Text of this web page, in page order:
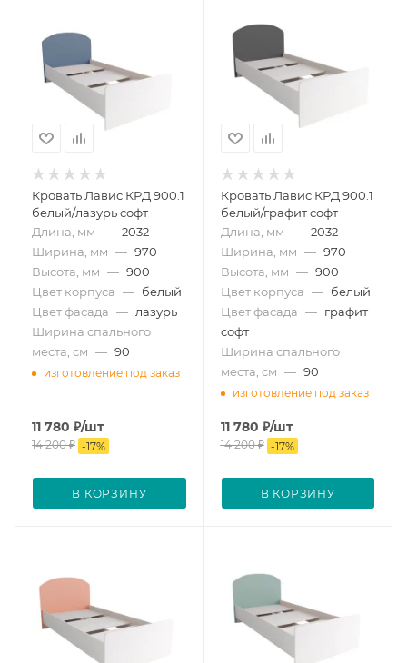
Кровать Лавис КРД 900.1
белый/лазурь софт
Длина, мм — 2032
Ширина, мм — 970
Высота, мм — 900
Цвет корпуса — белый
Цвет фасада — лазурь
Ширина спального
места, см — 90
изготовление под заказ
11 780 ₽/шт
14 200₽ -17%
В КОРЗИНУ
Кровать Лавис КРД 900.1
белый/графит софт
Длина, мм — 2032
Ширина, мм — 970
Высота, мм — 900
Цвет корпуса — белый
Цвет фасада — графит
софт
Ширина спального
места, см — 90
изготовление под заказ
11 780 ₽/шт
14 200₽ -17%
В КОРЗИНУ